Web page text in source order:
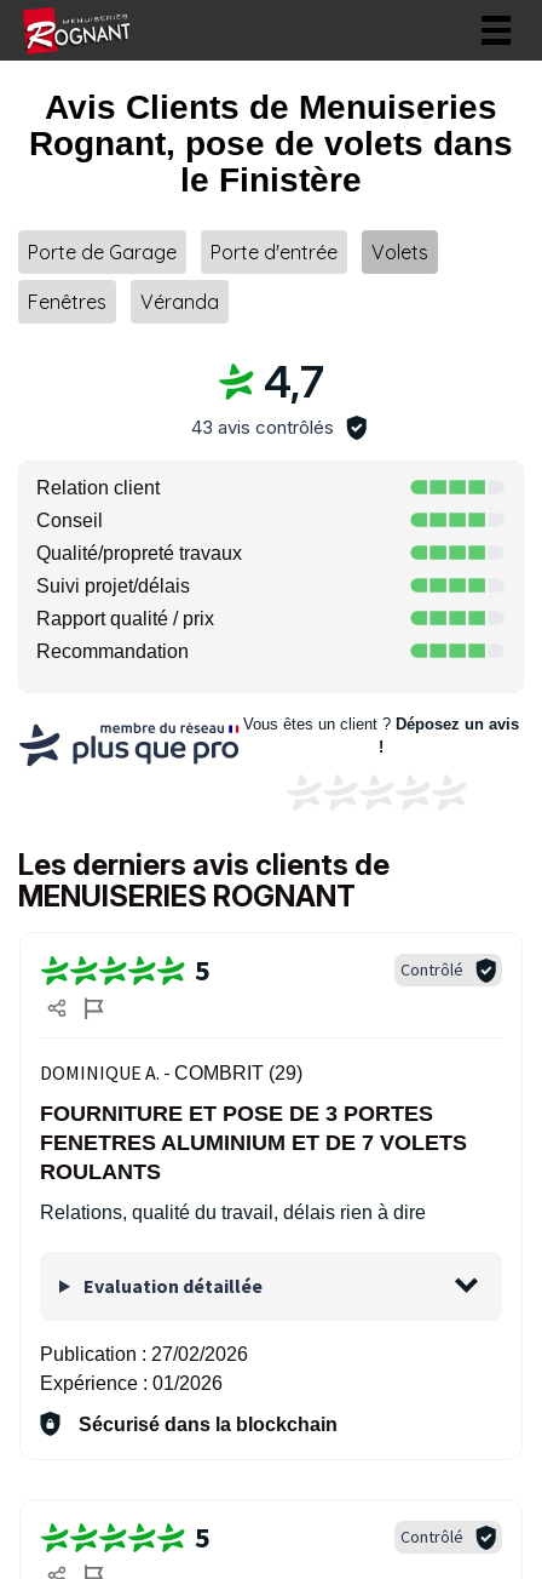
Avis Clients de Menuiseries
Rognant, pose de volets dans
le Finistère
Porte de Garage Porte d'entrée Volets
Fenêtres Véranda
4,7
43 avis contrôlés
Relation client
Conseil
Qualité/propreté travaux
Suivi projet/délais
Rapport qualité / prix
Recommandation
Vous êtes un client ? Déposez un avis
!
Les derniers avis clients de
MENUISERIES ROGNANT
5 Contrôlé
DOMINIQUE A. - COMBRIT (29)
FOURNITURE ET POSE DE 3 PORTES
FENETRES ALUMINIUM ET DE 7 VOLETS
ROULANTS
Relations, qualité du travail, délais rien à dire
Evaluation détaillée
Publication : 27/02/2026
Expérience : 01/2026
Sécurisé dans la blockchain
5 Contrôlé